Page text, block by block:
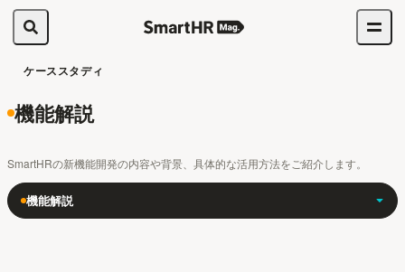
ケーススタディ
機能解説
SmartHRの新機能開発の内容や背景、具体的な活用方法をご紹介します。
機能解説